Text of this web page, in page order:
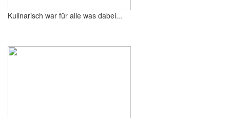
Kulinarisch war für alle was dabei...